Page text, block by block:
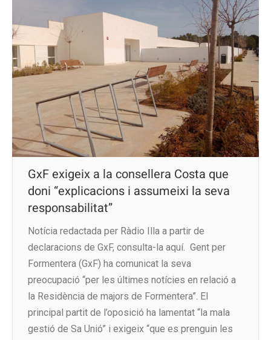
GxF exigeix a la consellera Costa que
doni “explicacions i assumeixi la seva
responsabilitat”
Notícia redactada per Ràdio Illa a partir de
declaracions de GxF, consulta-la aquí. Gent per
Formentera (GxF) ha comunicat la seva
preocupació “per les últimes notícies en relació a
la Residència de majors de Formentera”. El
principal partit de l’oposició ha lamentat “la mala
gestió de Sa Unió” i exigeix “que es prenguin les